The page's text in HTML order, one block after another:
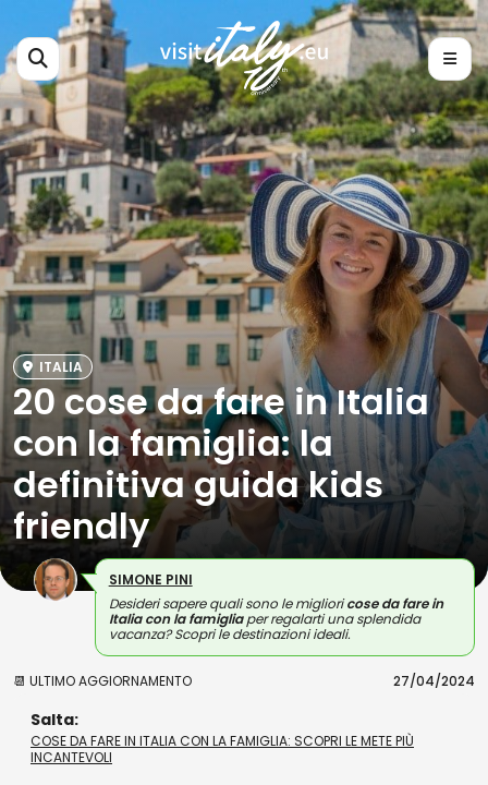
ITALIA
20 cose da fare in Italia
con la famiglia: la
definitiva guida kids
friendly
SIMONE PINI
Desideri sapere quali sono le miglioricose da fare in
Italia con la famigliaper regalarti una splendida
vacanza? Scopri le destinazioni ideali.
📆 ULTIMO AGGIORNAMENTO 27/04/2024
Salta:
COSE DA FARE IN ITALIA CON LA FAMIGLIA: SCOPRI LE METE PIÙ
INCANTEVOLI